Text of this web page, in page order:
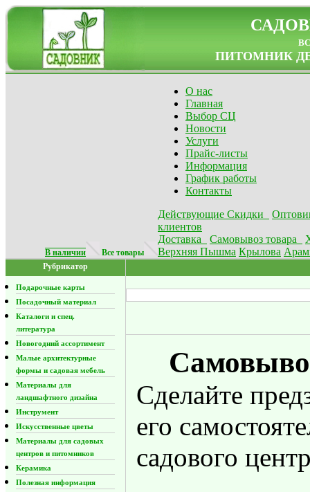
ПИТОМНИК
В наличии Все товары
О нас
Главная
Выбор СЦ
Новости
Услуги
Прайс-листы
Информация
График работы
Контакты
Действующие Скидки
клиентов
Доставка
Самовывоз товара
Верхняя Пышма Крылова
Рубрикатор
Подарочные карты
Посадочный материал
Каталоги и спец.
литература
Новогодний ассортимент
Малые архитектурные
формы и садовая мебель
Материалы для
ландшафтного дизайна
Инструмент
Искусственные цветы
Материалы для садовых
центров и питомников
Керамика
Полезная информация
Сделайте
его
садового